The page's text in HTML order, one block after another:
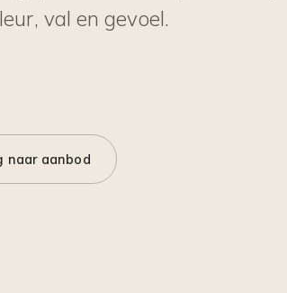
val en gevoel.
naar aanbod